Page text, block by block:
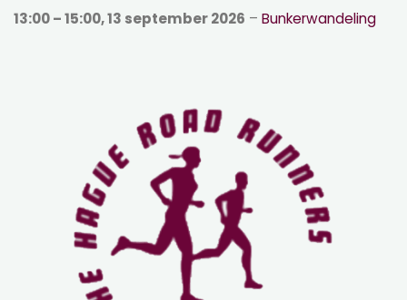
13:00– 15:00,13 september 2026 –Bunkerwandeling